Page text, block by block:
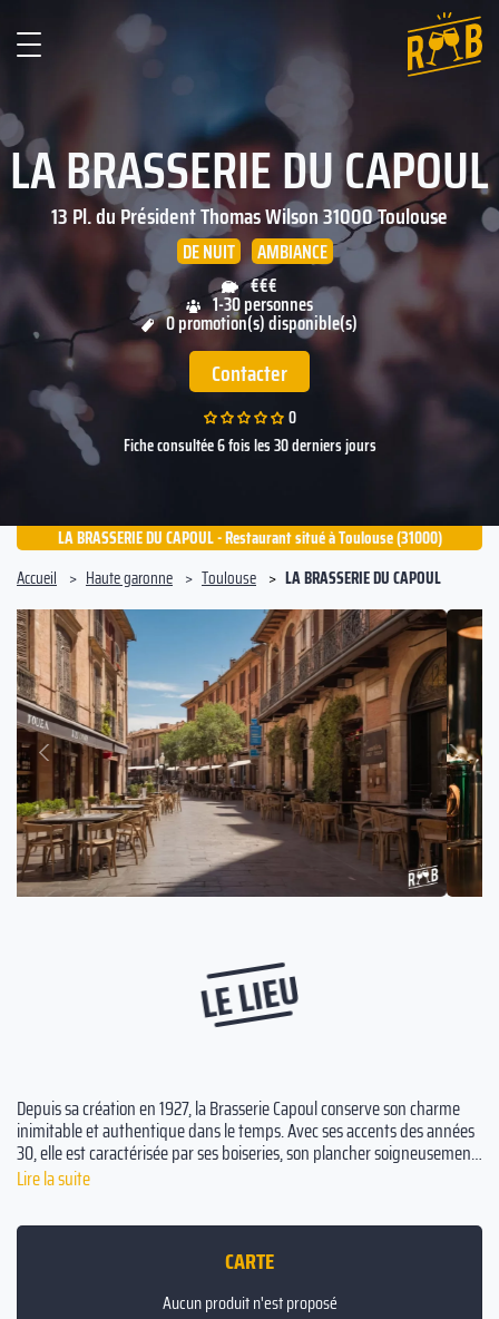
LA BRASSERIE DU CAPOUL
13 Pl. du Président Thomas Wilson31000Toulouse
DE NUIT
AMBIANCE
€€€
1-30 personnes
0 promotion(s) disponible(s)
Contacter
0
Fiche consultée 6 fois les 30 derniers jours
LA BRASSERIE DU CAPOUL - Restaurant situé à Toulouse (31000)
Accueil
Haute garonne Toulouse LA BRASSERIE DU CAPOUL
Précédent
Suivant
LE LIEU
Depuis sa création en 1927, la Brasserie Capoul conserve son charme
inimitable et authentique dans le temps. Avec ses accents des années
30, elle est caractérisée par ses boiseries, son plancher soigneusement
poli, ses sièges en cuir, ses lampes d'époque et son atmosphère intime.
ses espaces. Immergez-vous dans l'énergie vibrante de cet endroit,
Lire la suite
CARTE
Aucun produit n'est proposé